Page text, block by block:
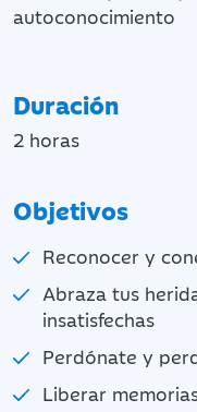
autoconocimiento
Duración
2 horas
Objetivos
Reconocer y
Abraza tus
insatisfechas
Perdónate y
Liberar